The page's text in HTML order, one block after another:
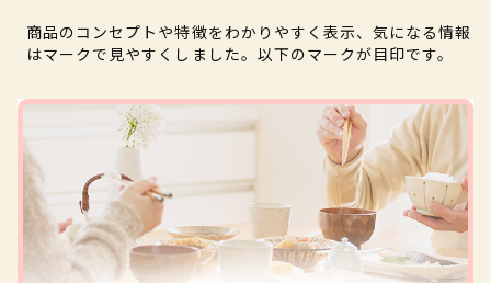
商品のコンセプトや特徴をわかりやすく表示、気になる情報
はマークで見やすくしました。以下のマークが目印です。